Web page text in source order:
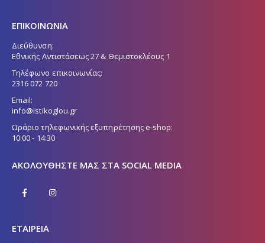
ΕΠΙΚΟΙΝΩΝΙΑ
Διεύθυνση:
Εθνικής Αντιστάσεως 27 & Θεμιστοκλέους 1
Τηλέφωνο επικοινωνίας:
2316 072 720
Email:
info@istikoglou.gr
Ωράριο τηλεφωνικής εξυπηρέτησης e-shop:
10:00 - 14:30
ΑΚΟΛΟΥΘΉΣΤΕ ΜΑΣ ΣΤΑ SOCIAL MEDIA
ΕΤΑΙΡΕΙΑ